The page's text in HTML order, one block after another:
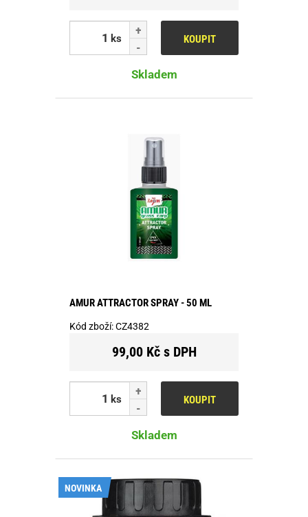
ks KOUPIT
Skladem
AMUR ATTRACTOR SPRAY - 50 ML
Kód zboží:CZ4382
99,00 Kč s DPH
ks KOUPIT
Skladem
NOVINKA